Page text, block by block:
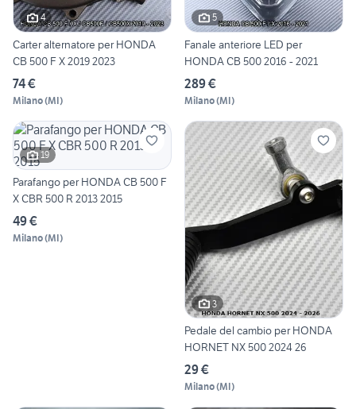
4
Carter alternatore per HONDA
CB 500 F X 2019 2023
74 €
Milano(MI)
5
Fanale anteriore LED per
HONDA CB 500 2016 - 2021
289 €
Milano(MI)
19
Parafango per HONDA CB 500 F
X CBR 500 R 2013 2015
49 €
Milano(MI)
3
Pedale del cambio per HONDA
HORNET NX 500 2024 26
29 €
Milano(MI)